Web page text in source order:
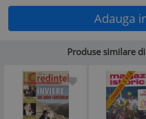
Adauga
Produse similare